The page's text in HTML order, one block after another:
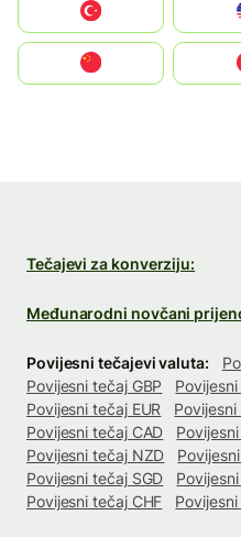
United States
中國香港特別行政區
Tečajevi za konverziju:
Međunarodni novčani
Povijesni tečajevi valuta:
Povijesni tečaj GBP
Povijesni tečaj EUR
Povijesni tečaj CAD
Povijesni tečaj NZD
Povijesni tečaj SGD
Povijesni tečaj CHF